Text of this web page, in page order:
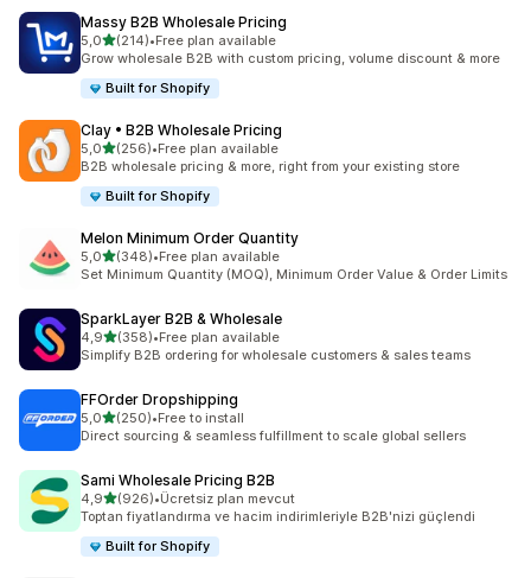
Massy B2B Wholesale Pricing
5,05 yıldız üzerinden
(214)
toplam 214 değerlendirme
•Free plan available
Grow wholesale B2B with custom pricing, volume discount & more
Built for Shopify
Clay • B2B Wholesale Pricing
5,05 yıldız üzerinden
(256)
toplam 256 değerlendirme
•Free plan available
B2B wholesale pricing & more, right from your existing store
Built for Shopify
Melon Minimum Order Quantity
5,05 yıldız üzerinden
(348)
toplam 348 değerlendirme
•Free plan available
Set Minimum Quantity (MOQ), Minimum Order Value & Order Limits
SparkLayer B2B & Wholesale
4,95 yıldız üzerinden
(358)
toplam 358 değerlendirme
•Free plan available
Simplify B2B ordering for wholesale customers & sales teams
FFOrder Dropshipping
5,05 yıldız üzerinden
(250)
toplam 250 değerlendirme
•Free to install
Direct sourcing & seamless fulfillment to scale global sellers
Sami Wholesale Pricing B2B
4,95 yıldız üzerinden
(926)
toplam 926 değerlendirme
•Ücretsiz plan mevcut
Toptan fiyatlandırma ve hacim indirimleriyle B2B'nizi güçlendi
Built for Shopify